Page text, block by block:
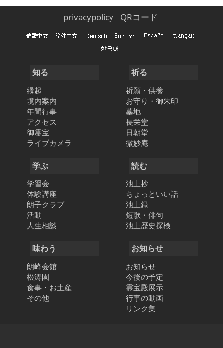
privacypolicy QRコード
知る
縁起
境内案内
年間行事
アクセス
御霊宝
ライブカメラ
祈る
祈願・供養
お守り・御朱印
墓地
長栄堂
日朝堂
微妙庵
学ぶ
学習会
体験講座
朗子クラブ
活動
人生相談
読む
池上抄
ちょっといい話
池上録
短歌・俳句
池上歴史探検
味わう
朗峰会館
松涛園
食事・お土産
その他
お知らせ
お知らせ
今後の予定
霊宝殿展示
行事の動画
リンク集